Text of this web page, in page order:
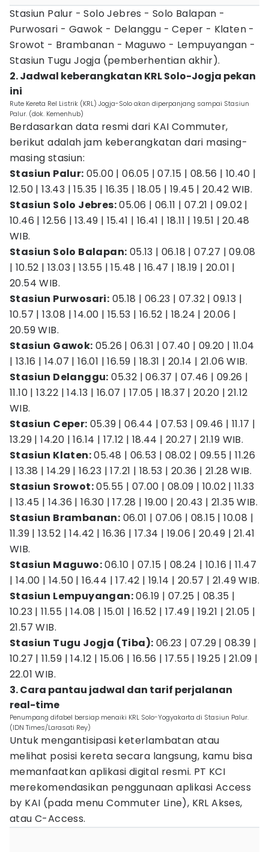
Stasiun Palur - Solo Jebres - Solo Balapan -
Purwosari - Gawok - Delanggu - Ceper - Klaten -
Srowot - Brambanan - Maguwo - Lempuyangan -
Stasiun Tugu Jogja (pemberhentian akhir).
2. Jadwal keberangkatan KRL Solo-Jogja pekan
ini
Rute Kereta Rel Listrik (KRL) Jogja-Solo akan diperpanjang sampai Stasiun
Palur. (dok. Kemenhub)
Berdasarkan data resmi dari KAI Commuter,
berikut adalah jam keberangkatan dari masing-
masing stasiun:
Stasiun Palur: 05.00 | 06.05 | 07.15 | 08.56 | 10.40 |
12.50 | 13.43 | 15.35 | 16.35 | 18.05 | 19.45 | 20.42 WIB.
Stasiun Solo Jebres:05.06 | 06.11 | 07.21 | 09.02 |
10.46 | 12.56 | 13.49 | 15.41 | 16.41 | 18.11 | 19.51 | 20.48
WIB.
Stasiun Solo Balapan: 05.13 | 06.18 | 07.27 | 09.08
| 10.52 | 13.03 | 13.55 | 15.48 | 16.47 | 18.19 | 20.01 |
20.54 WIB.
Stasiun Purwosari: 05.18 | 06.23 | 07.32 | 09.13 |
10.57 | 13.08 | 14.00 | 15.53 | 16.52 | 18.24 | 20.06 |
20.59 WIB.
Stasiun Gawok: 05.26 | 06.31 | 07.40 | 09.20 | 11.04
| 13.16 | 14.07 | 16.01 | 16.59 | 18.31 | 20.14 | 21.06 WIB.
Stasiun Delanggu: 05.32 | 06.37 | 07.46 | 09.26 |
11.10 | 13.22 | 14.13 | 16.07 | 17.05 | 18.37 | 20.20 | 21.12
WIB.
Stasiun Ceper: 05.39 | 06.44 | 07.53 | 09.46 | 11.17 |
13.29 | 14.20 | 16.14 | 17.12 | 18.44 | 20.27 | 21.19 WIB.
Stasiun Klaten:05.48 | 06.53 | 08.02 | 09.55 | 11.26
| 13.38 | 14.29 | 16.23 | 17.21 | 18.53 | 20.36 | 21.28 WIB.
Stasiun Srowot:05.55 | 07.00 | 08.09 | 10.02 | 11.33
| 13.45 | 14.36 | 16.30 | 17.28 | 19.00 | 20.43 | 21.35 WIB.
Stasiun Brambanan: 06.01 | 07.06 | 08.15 | 10.08 |
11.39 | 13.52 | 14.42 | 16.36 | 17.34 | 19.06 | 20.49 | 21.41
WIB.
Stasiun Maguwo:06.10 | 07.15 | 08.24 | 10.16 | 11.47
| 14.00 | 14.50 | 16.44 | 17.42 | 19.14 | 20.57 | 21.49 WIB.
Stasiun Lempuyangan:06.19 | 07.25 | 08.35 |
10.23 | 11.55 | 14.08 | 15.01 | 16.52 | 17.49 | 19.21 | 21.05 |
21.57 WIB.
Stasiun Tugu Jogja (Tiba): 06.23 | 07.29 | 08.39 |
10.27 | 11.59 | 14.12 | 15.06 | 16.56 | 17.55 | 19.25 | 21.09 |
22.01 WIB.
3. Cara pantau jadwal dan tarif perjalanan
real-time
Penumpang difabel bersiap menaiki KRL Solo-Yogyakarta di Stasiun Palur.
(IDN Times/Larasati Rey)
Untuk mengantisipasi keterlambatan atau
melihat posisi kereta secara langsung, kamu bisa
memanfaatkan aplikasi digital resmi. PT KCI
merekomendasikan penggunaan aplikasi Access
by KAI (pada menu Commuter Line), KRL Akses,
atau C-Access.